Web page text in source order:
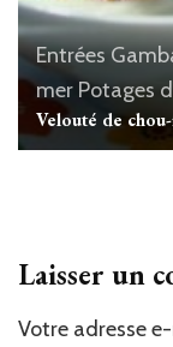
Entrées
mer Potages
Velouté de
Laisser un
Votre adresse